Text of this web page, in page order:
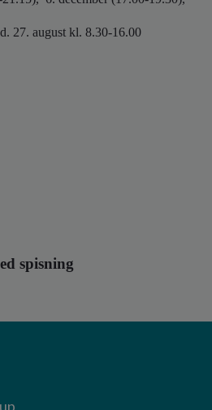
27. august kl. 8.30-16.00
spisning